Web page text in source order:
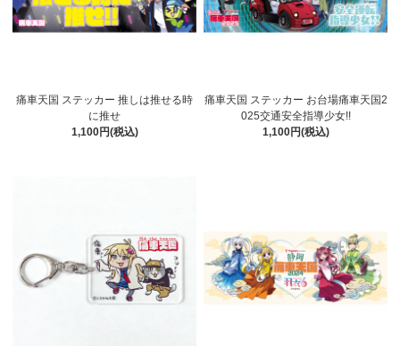
痛車天国 ステッカー 推しは推せる時
に推せ
1,100円(税込)
痛車天国 ステッカー お台場痛車天国2
025交通安全指導少女!!
1,100円(税込)